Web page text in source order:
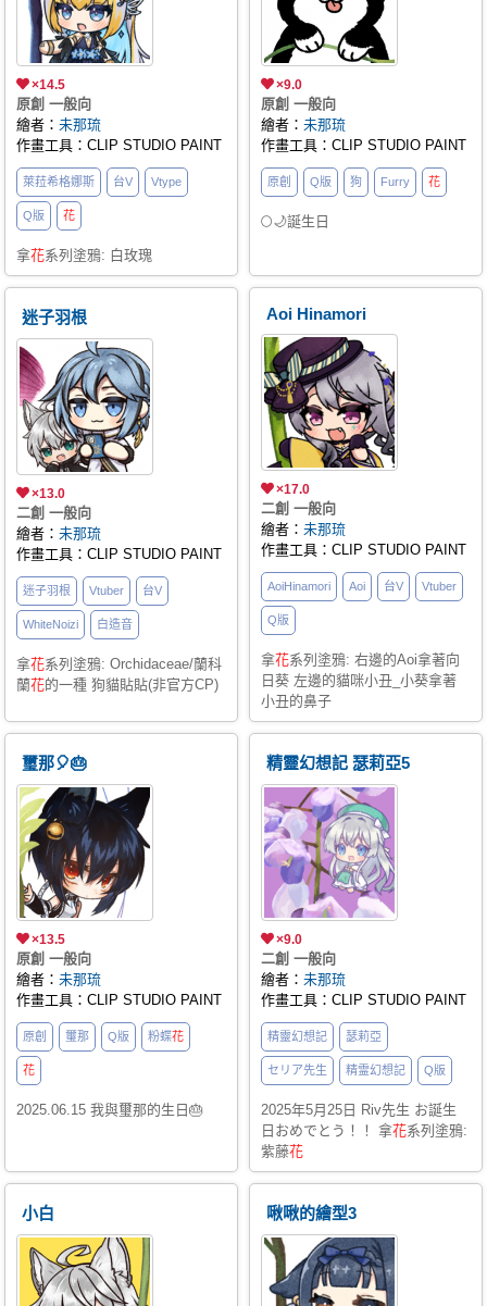
×14.5
原創 一般向
繪者：未那琉
作畫工具：CLIP STUDIO PAINT
萊菈希格娜斯 台V Vtype
Q版 花
拿花系列塗鴉: 白玫瑰
×9.0
原創 一般向
繪者： 未那琉
作畫工具：CLIP STUDIO PAINT
原創 Q版 狗 Furry 花
🌕🌙誕生日
迷子羽根
×13.0
二創 一般向
繪者：未那琉
作畫工具：CLIP STUDIO PAINT
迷子羽根 Vtuber 台V
WhiteNoizi 白造音
拿花系列塗鴉: Orchidaceae/蘭科
蘭花的一種 狗貓貼貼(非官方CP)
Aoi Hinamori
×17.0
二創 一般向
繪者： 未那琉
作畫工具：CLIP STUDIO PAINT
AoiHinamori Aoi 台V Vtuber
Q版
拿花系列塗鴉: 右邊的Aoi拿著向
日葵 左邊的貓咪小丑_小葵拿著
小丑的鼻子
璽那🎈🎂
×13.5
原創 一般向
繪者：未那琉
作畫工具：CLIP STUDIO PAINT
原創 璽那 Q版 粉蝶花
花
2025.06.15 我與璽那的生日🎂
精靈幻想記 瑟莉亞5
×9.0
二創 一般向
繪者： 未那琉
作畫工具：CLIP STUDIO PAINT
精靈幻想記 瑟莉亞
セリア先生 精霊幻想記 Q版
2025年5月25日 Riv先生 お誕生
日おめでとう！！ 拿花系列塗鴉:
紫藤花
小白 啾啾的繪型3